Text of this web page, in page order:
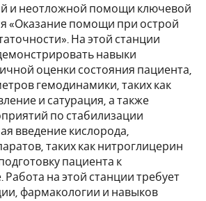
и неотложной помощи ключевой
«Оказание помощи при острой
На этой станции
навыки
оценки состояния пациента,
гемодинамики, таких как
и сатурация, а также
по стабилизации
введение кислорода,
таких как нитроглицерин
пациента к
Работа на этой станции требует
фармакологии и навыков